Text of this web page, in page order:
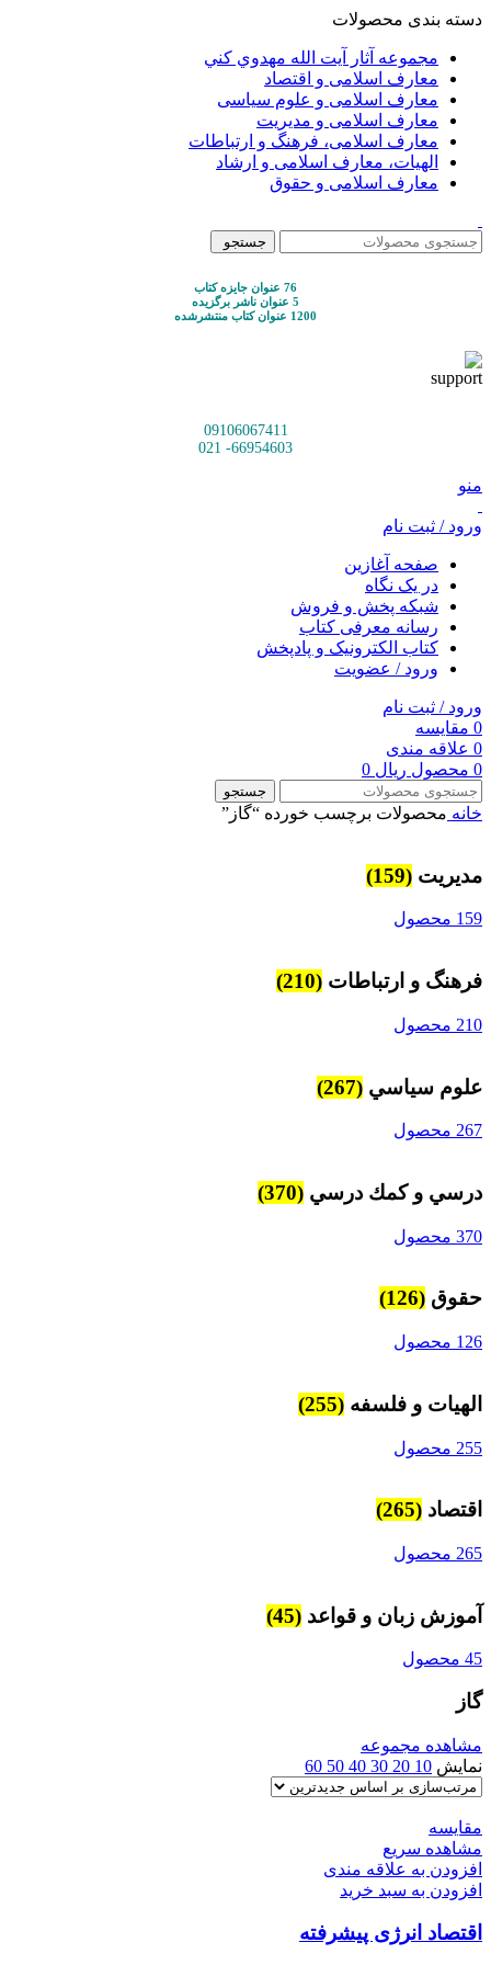
دسته بندی محصولات
مجموعه آثار آيت الله مهدوي كني
معارف اسلامی و اقتصاد
معارف اسلامی و علوم سیاسی
معارف اسلامی و مدیریت
معارف اسلامی، فرهنگ و ارتباطات
الهیات، معارف اسلامی و ارشاد
معارف اسلامی و حقوق
جستجو
76 عنوان جایزه کتاب
5 عنوان ناشر برگزیده
1200 عنوان کتاب منتشرشده
09106067411
66954603- 021
منو
ورود / ثبت نام
صفحه آغازین
در یک نگاه
شبکه پخش و فروش
رسانه معرفی کتاب
کتاب الکترونیک و پادپخش
ورود / عضویت
ورود / ثبت نام
0 مقایسه
0 علاقه مندی
0 محصول ریال
جستجو
خانه محصولات برچسب خورده “گاز”
مديريت (159)
159 محصول
فرهنگ و ارتباطات (210)
210 محصول
علوم سياسي (267)
267 محصول
درسي و كمك درسي (370)
370 محصول
حقوق (126)
126 محصول
الهیات و فلسفه (255)
255 محصول
اقتصاد (265)
265 محصول
آموزش زبان و قواعد (45)
45 محصول
گاز
مشاهده مجموعه
نمایش 10
20
30
40
50
60
مقایسه
مشاهده سریع
افزودن به علاقه مندی
افزودن به سبد خرید
اقتصاد انرژی پیشرفته